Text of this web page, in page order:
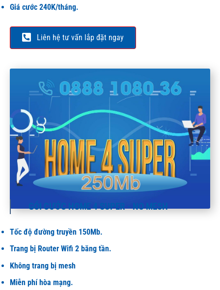
Giá cước 240K/tháng.
Liên hệ tư vấn lắp đặt ngay
GÓI CƯỚC HOME 4 SUPER - NO MESH
Tốc độ đường truyền 150Mb.
Trang bị Router Wifi 2 băng tần.
Không trang bị mesh
Miễn phí hòa mạng.